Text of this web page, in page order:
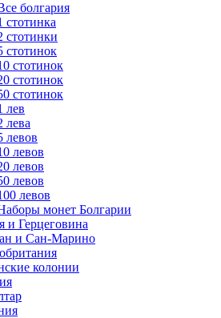
болгария
стотинка
стотинки
стотинок
стотинок
стотинок
стотинок
лев
лева
левов
левов
левов
левов
левов
монет Болгарии
и Герцеговина
и Сан-Марино
колонии